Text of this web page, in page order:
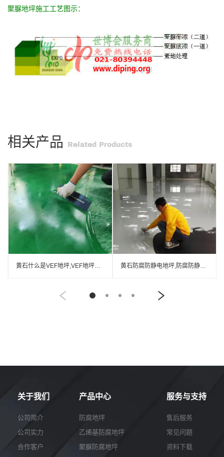
聚脲地坪施工工艺图示：
相关产品 Related Products
黄石防腐防静电地坪,防腐防静电自流平地坪
关于我们
公司简介
公司实力
合作客户
产品中心
防腐地坪
乙烯基防腐地坪
聚脲防腐地坪
服务与支持
售后服务
常见问题
资料下载